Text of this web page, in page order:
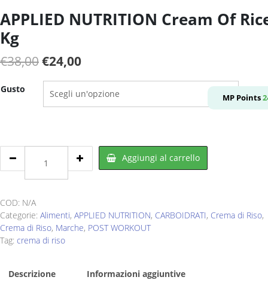
APPLIED NUTRITION Cream Of
Kg
€38,00Il
prezzo
originale
€24,00Il
prezzo
attuale
MP Points
Gusto
NUTRITION
Cream
Rice
2
Kg
quantity
Aggiungi al carrello
COD: N/A
Categorie: Alimenti, APPLIED NUTRITION, CARBOIDRATI, Crema di Riso,
Crema di Riso, Marche, POST WORKOUT
Tag: crema di riso
Descrizione Informazioni aggiuntive